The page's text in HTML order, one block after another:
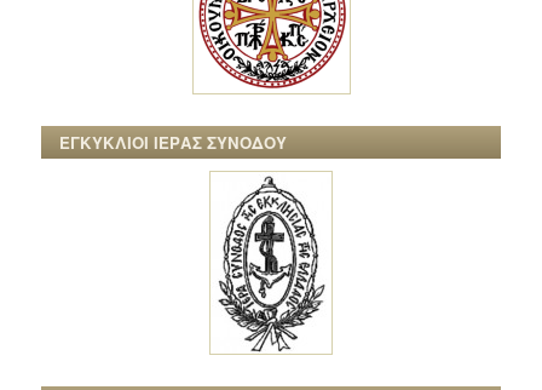
ΕΓΚΥΚΛΙΟΙ ΙΕΡΑΣ ΣΥΝΟΔΟΥ